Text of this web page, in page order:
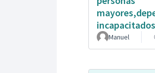
incapacitados
Manuel